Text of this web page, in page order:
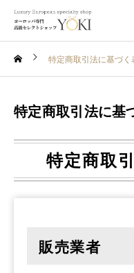
特定商取引法に基づく
特定商取引法に基
特定商取
販売業者